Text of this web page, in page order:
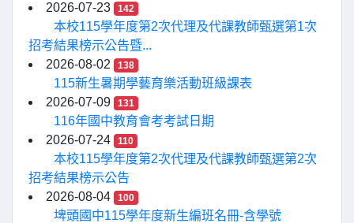
2026-07-23
142
本校115學年度第2次代理及代課教師甄選第1次
招考結果榜示公告暨...
2026-08-02
138
115新生暑期學藝育樂活動班級課表
2026-07-09
131
116年國中教育會考考試日期
2026-07-24
110
本校115學年度第2次代理及代課教師甄選第2次
招考結果榜示公告
2026-08-04
100
埤頭國中115學年度新生編班名冊-含學號